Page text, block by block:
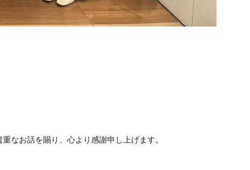
なお話を賜り、心より感謝申し上げます。